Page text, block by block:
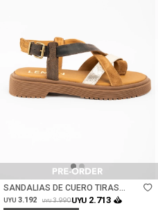
Talle
SANDALIAS DE CUERO TIRAS
CRUZADAS - MULTI
UYU 3.192 UYU 3.990UYU 2.713